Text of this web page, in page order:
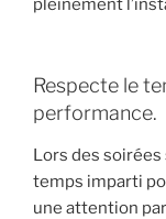
pleinement
Respecte le
performance.
Lors des
temps imparti
une attention